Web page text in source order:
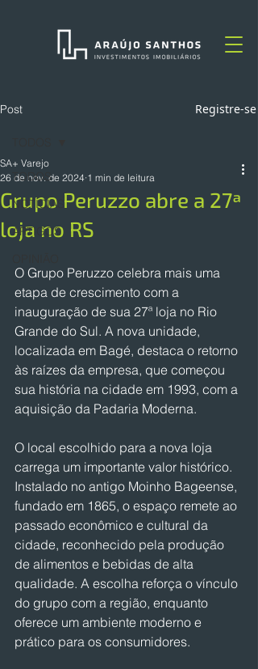
Post Registre-se
TODOS
NOTÍCIAS
ARTIGOS
Grupo Peruzzo abre a 27ª
loja no RS
SA+ Varejo
26 de nov. de 2024 1 min de leitura
O Grupo Peruzzo celebra mais uma
etapa de crescimento com a
inauguração de sua 27ª loja no Rio
Grande do Sul. A nova unidade,
localizada em Bagé, destaca o retorno
às raízes da empresa, que começou
sua história na cidade em 1993, com a
aquisição da Padaria Moderna.
O local escolhido para a nova loja
carrega um importante valor histórico.
Instalado no antigo Moinho Bageense,
fundado em 1865, o espaço remete ao
passado econômico e cultural da
cidade, reconhecido pela produção
de alimentos e bebidas de alta
qualidade. A escolha reforça o vínculo
do grupo com a região, enquanto
oferece um ambiente moderno e
prático para os consumidores.